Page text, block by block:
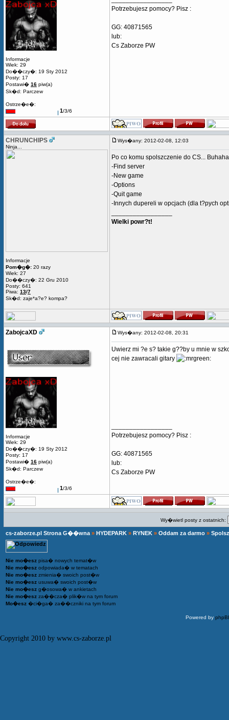
Informacje
Wiek: 29
Do��czy�: 19 Sty 2012
Posty: 17
Postawi� 16 piw(a)
Sk�d: Parczew
Ostrze�e�:
1/3/6
Potrzebujesz pomocy? Pisz :
GG: 40871565
lub:
Cs Zaborze PW
CHRUNCHIPS
Ninja...
Informacje
Pom�g�: 20 razy
Wiek: 27
Do��czy�: 22 Gru 2010
Posty: 641
Piwa: 13/7
Sk�d: zaje*a?e? kompa?
Wys�any: 2012-02-08, 12:03
Po co komu spolszczenie do CS...
-Find server
-New game
-Options
-Quit game
-Innych dupereli w opcjach (dla t?pych
Wielki powr?t!
ZabojcaXD
Informacje
Wiek: 29
Do��czy�: 19 Sty 2012
Posty: 17
Postawi� 16 piw(a)
Sk�d: Parczew
Ostrze�e�:
1/3/6
Wys�any: 2012-02-08, 20:31
Uwierz mi ?e s? takie g??by u mnie w
cej nie zawracali gitary
Potrzebujesz pomocy? Pisz :
GG: 40871565
lub:
Cs Zaborze PW
Wy�wietl posty z ostatnich:
cs-zaborze.pl Strona G��wna » HYDEPARK » RYNEK » Oddam za darmo »
Nie mo�esz pisa� nowych temat�w
Nie mo�esz odpowiada� w tematach
Nie mo�esz zmienia� swoich post�w
Nie mo�esz usuwa� swoich post�w
Nie mo�esz g�osowa� w ankietach
Nie mo�esz za��cza� plik�w na tym forum
Mo�esz �ci�ga� za��czniki na tym forum
Powered by
Copyright 2010 by www.cs-zaborze.pl